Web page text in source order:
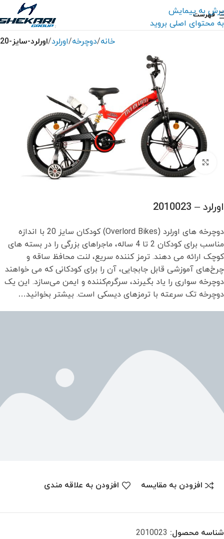
پرش به پیمایش
به محتوای اصلی بروید
فهرست
خانه دوچرخه اورلرد اورلرد-سایز-20
بزرگنمایی تصویر
اورلرد – 2010023
دوچرخه های اورلرد (Overlord Bikes) کودکان سایز 20 با اندازه
مناسب برای کودکان 2 تا 4 ساله، ماجراهای بزرگی را در بسته های
کوچک ارائه می دهند. ترمز کننده سریع، لنت محافظ ساقه و
چرخ‌های آموزشی قابل جابجایی، آن را برای کودکانی که می خواهند
دوچرخه سواری را یاد بگیرند، سرگرم‌کننده و ایمن می‌سازد. این یک
دوچرخه تک سرعته با ترمزهای دیسکی است. بیشتر بخوانید…
افزودن به مقایسه افزودن به علاقه مندی
شناسه محصول: 2010023